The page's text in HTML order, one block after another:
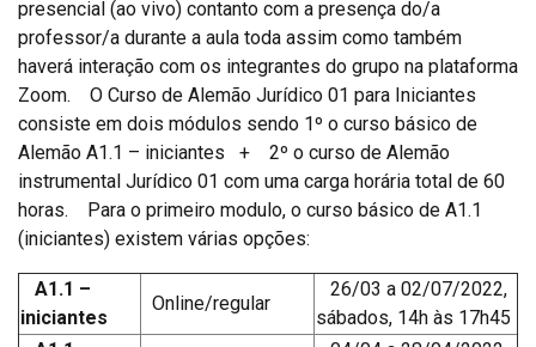
presencial (ao vivo) contanto com a presença do/a
professor/a durante a aula toda assim como também
haverá interação com os integrantes do grupo na plataforma
Zoom. O Curso de Alemão Jurídico 01 para Iniciantes
consiste em dois módulos sendo 1º o curso básico de
Alemão A1.1 – iniciantes + 2º o curso de Alemão
instrumental Jurídico 01 com uma carga horária total de 60
horas. Para o primeiro modulo, o curso básico de A1.1
(iniciantes) existem várias opções:
A1.1 –
iniciantes
Online/regular
26/03 a 02/07/2022,
sábados, 14h às 17h45